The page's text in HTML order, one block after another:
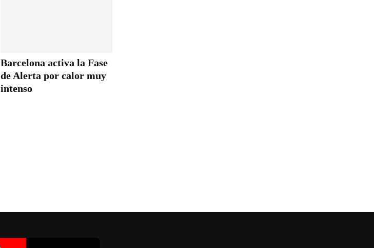
Barcelona activa la Fase
de Alerta por calor muy
intenso